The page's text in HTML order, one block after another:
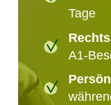
Tage
A1-